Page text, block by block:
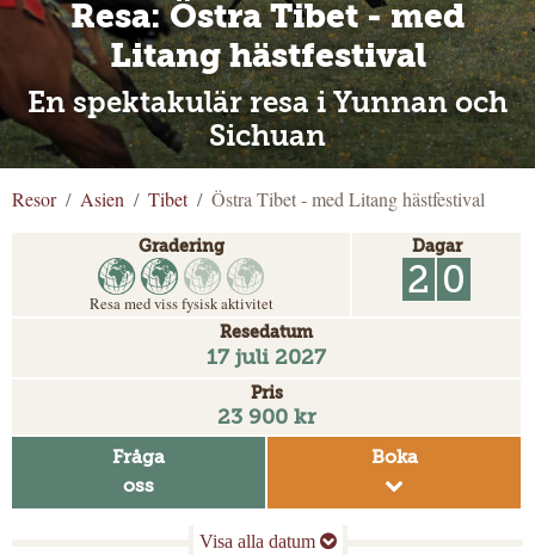
Resa: Östra Tibet - med
Litang hästfestival
En spektakulär resa i Yunnan och
Sichuan
Resor Asien Tibet Östra Tibet - med Litang hästfestival
Gradering
Resa med viss fysisk aktivitet
Dagar
2 0
Resedatum
17 juli 2027
Pris
23 900 kr
Fråga
oss
Boka